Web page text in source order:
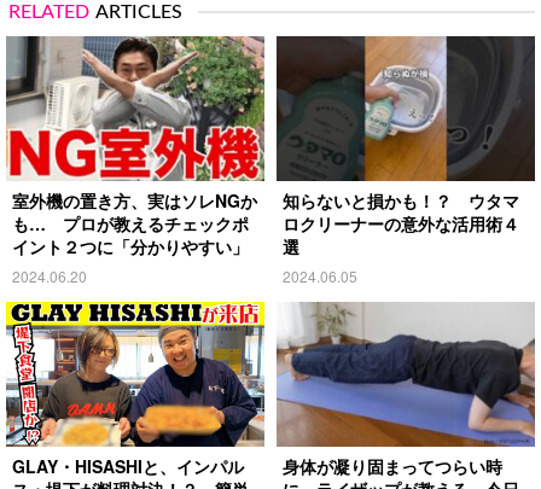
RELATED ARTICLES
室外機の置き方、実はソレNGか
も… プロが教えるチェックポ
イント２つに「分かりやすい」
2024.06.20
知らないと損かも！？ ウタマ
ロクリーナーの意外な活用術４
選
2024.06.05
GLAY・HISASHIと、インパル
身体が凝り固まってつらい時